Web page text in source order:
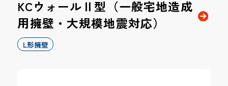
KCウォールⅡ型（一般宅地造成
用擁壁・大規模地震対応）
L形擁壁